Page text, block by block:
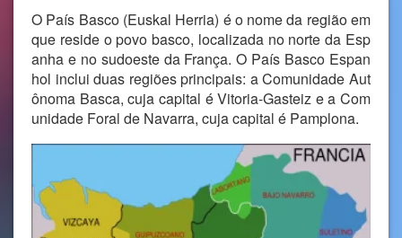
O País Basco (Euskal Herria) é o nome da região em
que reside o povo basco, localizada no norte da Esp
anha e no sudoeste da França. O País Basco Espan
hol inclui duas regiões principais: a Comunidade Aut
ônoma Basca, cuja capital é Vitoria-Gasteiz e a Com
unidade Foral de Navarra, cuja capital é Pamplona.